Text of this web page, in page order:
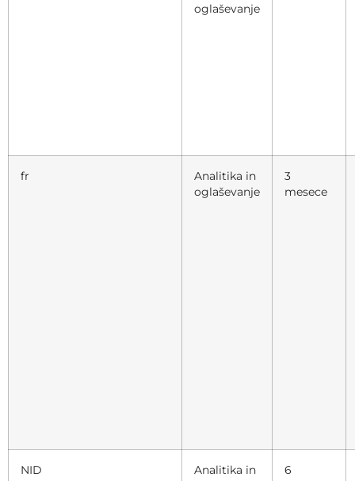
oglaševanje
fr
Analitika in
oglaševanje
3
mesece
NID
Analitika in
6